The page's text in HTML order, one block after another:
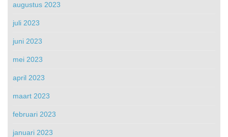
augustus 2023
juli 2023
juni 2023
mei 2023
april 2023
maart 2023
februari 2023
januari 2023